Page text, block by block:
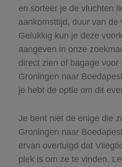
en sorteer je de vluchten
aankomsttijd, duur van de
Gelukkig kun je deze
aangeven in onze
direct zien of bagage voor
Groningen naar
je hebt de optie om dit
Je bent niet de enige die
Groningen naar
ervan overtuigd dat
plek is om ze te vinden.